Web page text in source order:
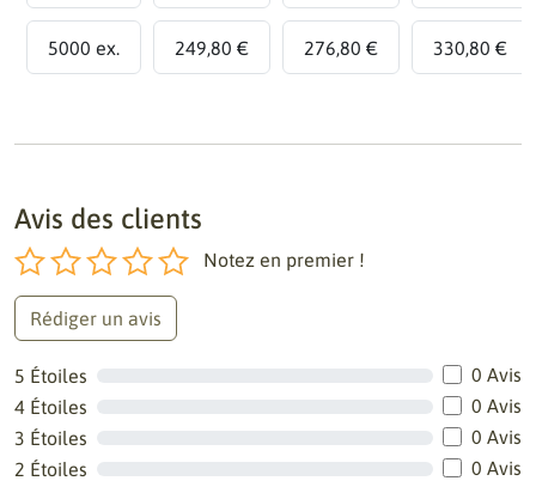
5000 ex. 249,80 € 276,80 € 330,80 €
Avis des clients
Notez en premier !
Rédiger un avis
5 Étoiles
0 Avis
4 Étoiles
0 Avis
3 Étoiles
0 Avis
2 Étoiles
0 Avis